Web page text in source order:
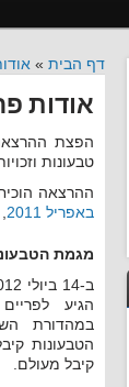
דף הבית »
אודות
הפצת
טבעונות
ההרצאה
באפריל 2011
מגמת
הגיע
הטבעונות
קיבל מעולם.